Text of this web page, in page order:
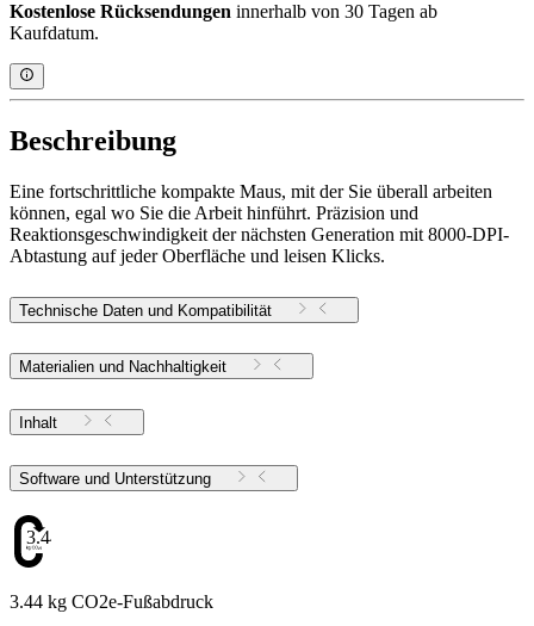
Kostenlose Rücksendungen innerhalb von 30 Tagen ab
Kaufdatum.
Beschreibung
Eine fortschrittliche kompakte Maus, mit der Sie überall arbeiten
können, egal wo Sie die Arbeit hinführt. Präzision und
Reaktionsgeschwindigkeit der nächsten Generation mit 8000-DPI-
Abtastung auf jeder Oberfläche und leisen Klicks.
Technische Daten und Kompatibilität
Materialien und Nachhaltigkeit
Inhalt
Software und Unterstützung
3.44
3.44 kg CO2e-Fußabdruck